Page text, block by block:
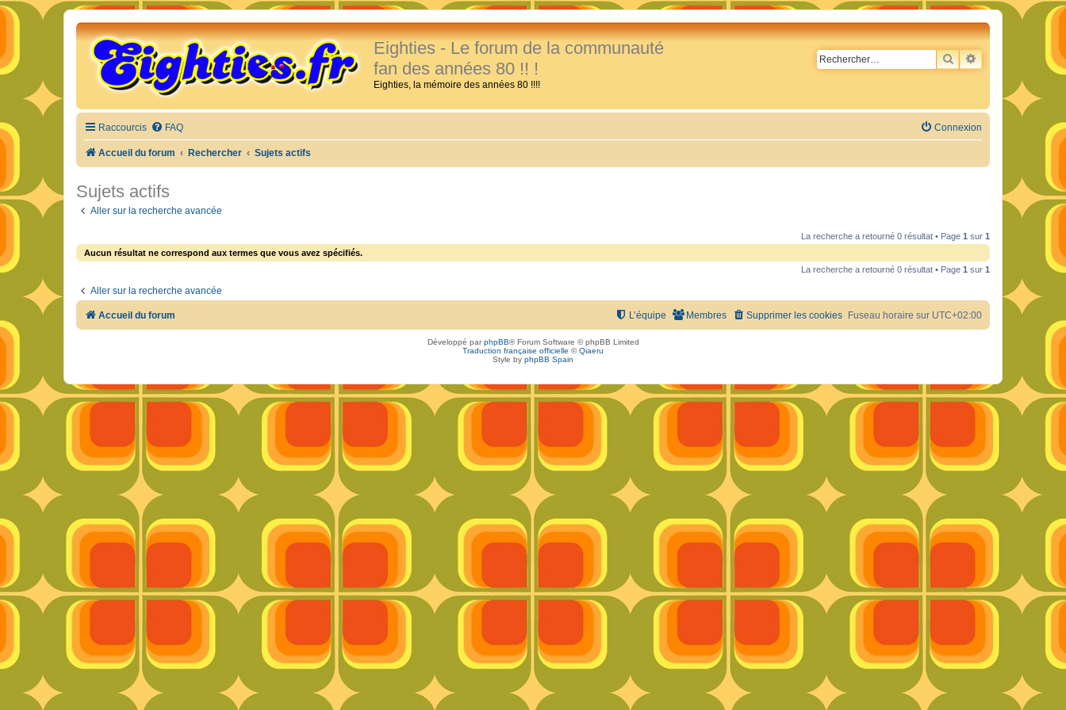
Eighties - Le forum de la communauté
fan des années 80 !! !
Eighties, la mémoire des années 80 !!!!
RECHERCHER
RECHERCHE
Raccourcis FAQ Connexion
Accueil du forum Rechercher Sujets actifs
Sujets actifs
Aller sur la recherche avancée
La recherche a retourné 0 résultat • Page 1 sur 1
Aucun résultat ne correspond aux termes que vous avez spécifiés.
La recherche a retourné 0 résultat • Page 1 sur 1
Aller sur la recherche avancée
Accueil du forum Fuseau horaire sur UTC+02:00
Supprimer les cookies
Membres
L’équipe
Développé parphpBB® Forum Software © phpBB Limited
Traduction française officielle ©Qiaeru
Style by phpBB Spain